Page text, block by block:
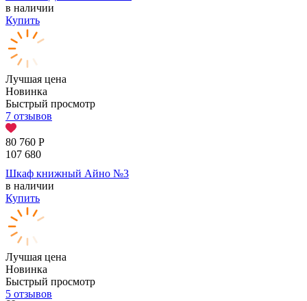
в наличии
Купить
Лучшая цена
Новинка
Быстрый просмотр
7 отзывов
80 760 Р
107 680
Шкаф книжный Айно №3
в наличии
Купить
Лучшая цена
Новинка
Быстрый просмотр
5 отзывов